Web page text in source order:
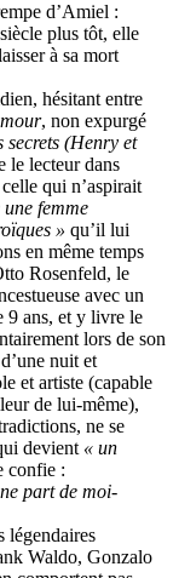
plus tôt, elle
à sa mort
hésitant entre
, non expurgé
secrets (Henry et
le lecteur dans
qui n’aspirait
femme
» qu’il lui
en même temps
Rosenfeld, le
avec un
9 ans, et y livre le
lors de son
nuit et
et artiste (capable
de lui-même),
ne se
devient « un
confie :
part de moi-
légendaires
Waldo, Gonzalo